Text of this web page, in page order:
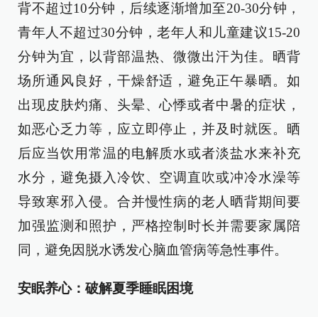
背不超过10分钟，后续逐渐增加至20-30分钟，
青年人不超过30分钟，老年人和儿童建议15-20
分钟为宜，以背部温热、微微出汗为佳。晒背
场所通风良好，干燥舒适，避免正午暴晒。如
出现皮肤灼痛、头晕、心悸或者中暑的症状，
如恶心乏力等，应立即停止，并及时就医。晒
后应当饮用常温的电解质水或者淡盐水来补充
水分，避免摄入冷饮、空调直吹或冲冷水澡等
导致寒邪入侵。合并慢性病的老人晒背期间要
加强监测和照护，严格控制时长并需要家属陪
同，避免因脱水诱发心脑血管病等急性事件。
安眠养心：破解夏季睡眠困境